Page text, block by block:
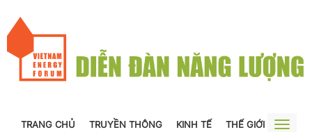
TRANG CHỦ TRUYỀN THÔNG KINH TẾ THẾ GIỚI
Toggle